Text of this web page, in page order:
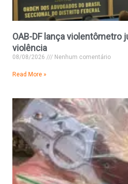
OAB-DF lança violentômetro
violência
08/08/2026 Nenhum comentário
Read More »